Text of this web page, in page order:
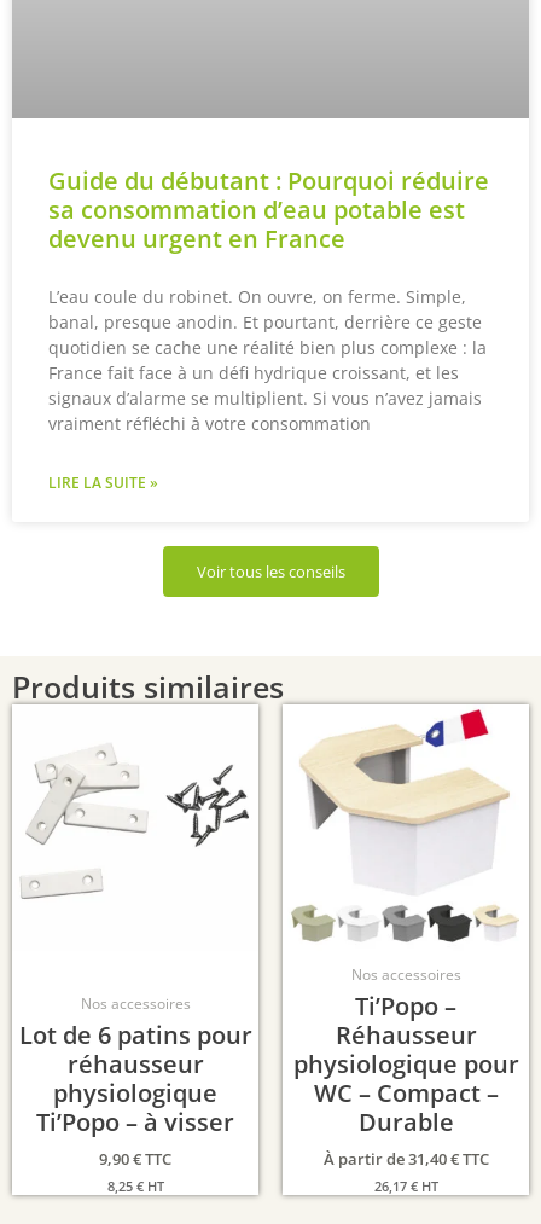
Guide du débutant : Pourquoi réduire
sa consommation d’eau potable est
devenu urgent en France
L’eau coule du robinet. On ouvre, on ferme. Simple,
banal, presque anodin. Et pourtant, derrière ce geste
quotidien se cache une réalité bien plus complexe : la
France fait face à un défi hydrique croissant, et les
signaux d’alarme se multiplient. Si vous n’avez jamais
vraiment réfléchi à votre consommation
LIRE LA SUITE »
Voir tous les conseils
Produits similaires
Nos accessoires
Lot de 6 patins pour
réhausseur
physiologique
Ti’Popo – à visser
9,90€TTC
8,25 €HT
Nos accessoires
Ti’Popo –
Réhausseur
physiologique pour
WC – Compact –
Durable
À partir de31,40€TTC
26,17 €HT